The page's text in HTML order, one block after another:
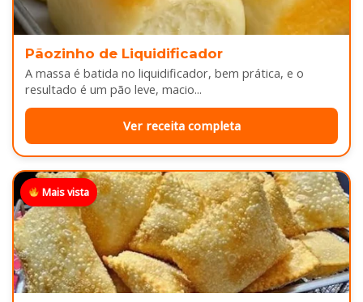
Pãozinho de Liquidificador
A massa é batida no liquidificador, bem prática, e o
resultado é um pão leve, macio...
Ver receita completa
Mais vista